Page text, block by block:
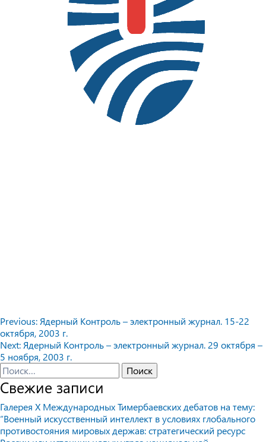
Навигация
по
записям
Previous: Ядерный Контроль – электронный журнал. 15-22
октября, 2003 г.
Next: Ядерный Контроль – электронный журнал. 29 октября –
5 ноября, 2003 г.
Найти:
Свежие записи
Галерея X Международных Тимербаевских дебатов на тему:
“Военный искусственный интеллект в условиях глобального
противостояния мировых держав: стратегический ресурс